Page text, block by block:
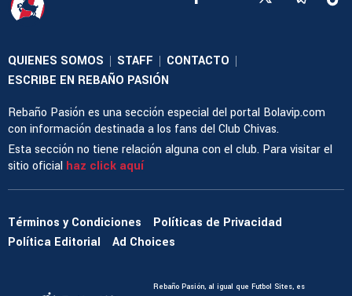
QUIENES SOMOS | STAFF | CONTACTO |
ESCRIBE EN REBAÑO PASIÓN
Rebaño Pasión es una sección especial del portal Bolavip.com
con información destinada a los fans del Club Chivas.
Esta sección no tiene relación alguna con el club. Para visitar el
sitio oficial haz click aquí
Términos y Condiciones
Políticas de Privacidad
Política Editorial
Ad Choices
Rebaño Pasión, al igual que Futbol Sites, es